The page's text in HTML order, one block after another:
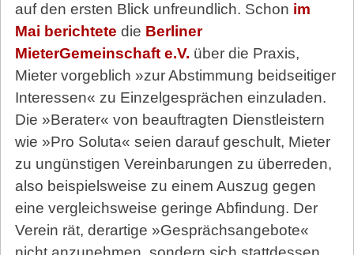
auf den ersten Blick unfreundlich. Schon im
Mai berichtete die Berliner
MieterGemeinschaft e.V. über die Praxis,
Mieter vorgeblich »zur Abstimmung beidseitiger
Interessen« zu Einzelgesprächen einzuladen.
Die »Berater« von beauftragten Dienstleistern
wie »Pro Soluta« seien darauf geschult, Mieter
zu ungünstigen Vereinbarungen zu überreden,
also beispielsweise zu einem Auszug gegen
eine vergleichsweise geringe Abfindung. Der
Verein rät, derartige »Gesprächsangebote«